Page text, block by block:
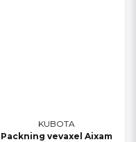
KUBOTA
Packning vevaxel Aixam